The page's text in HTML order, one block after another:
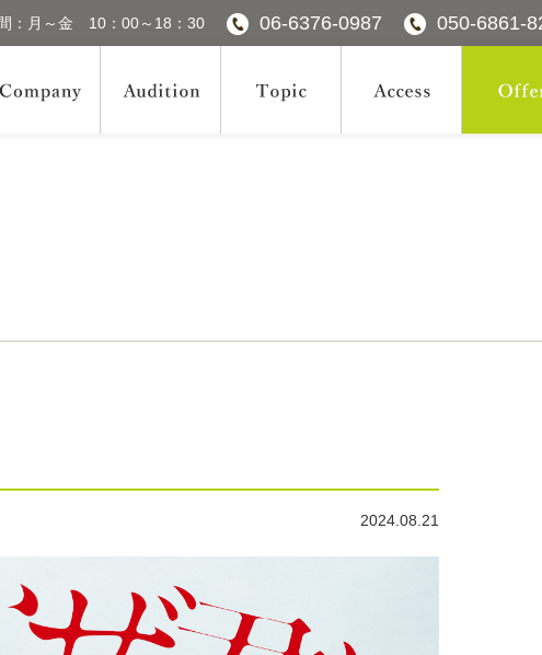
：月～金 10：00～18：30 06-6376-0987 050-6861-
2024.08.21